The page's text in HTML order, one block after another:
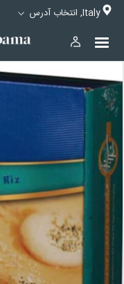
Italy, انتخاب آدرس